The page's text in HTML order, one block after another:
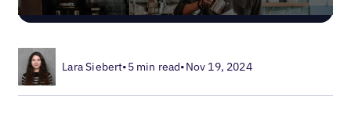
Lara Siebert•5 min read•Nov 19, 2024